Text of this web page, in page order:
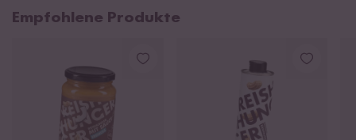
Empfohlene Produkte